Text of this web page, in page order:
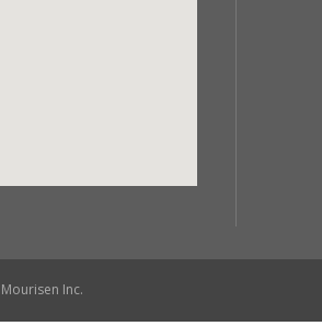
Inc.